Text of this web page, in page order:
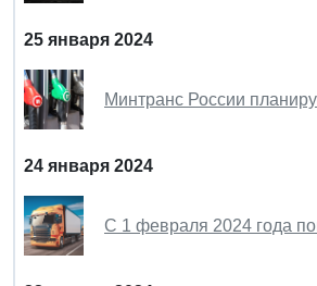
25 января 2024
Минтранс России
24 января 2024
С 1 февраля 2024 года